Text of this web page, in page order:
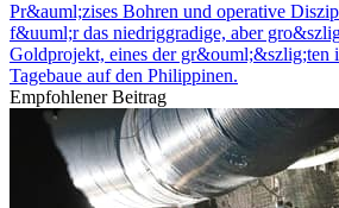
Pr&auml;zises Bohren und operative
f&uuml;r das niedriggradige, aber
Goldprojekt, eines der gr&ouml;&szlig;ten
Tagebaue auf den Philippinen.
Empfohlener Beitrag